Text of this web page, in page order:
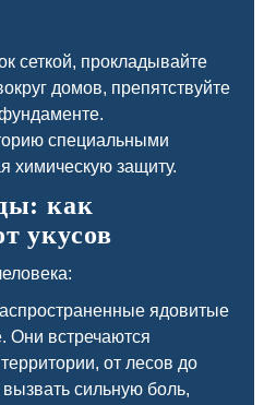
сеткой, прокладывайте
домов, препятствуйте
специальными
химическую защиту.
как
укусов
ядовитые
Они встречаются
от лесов до
сильную боль,